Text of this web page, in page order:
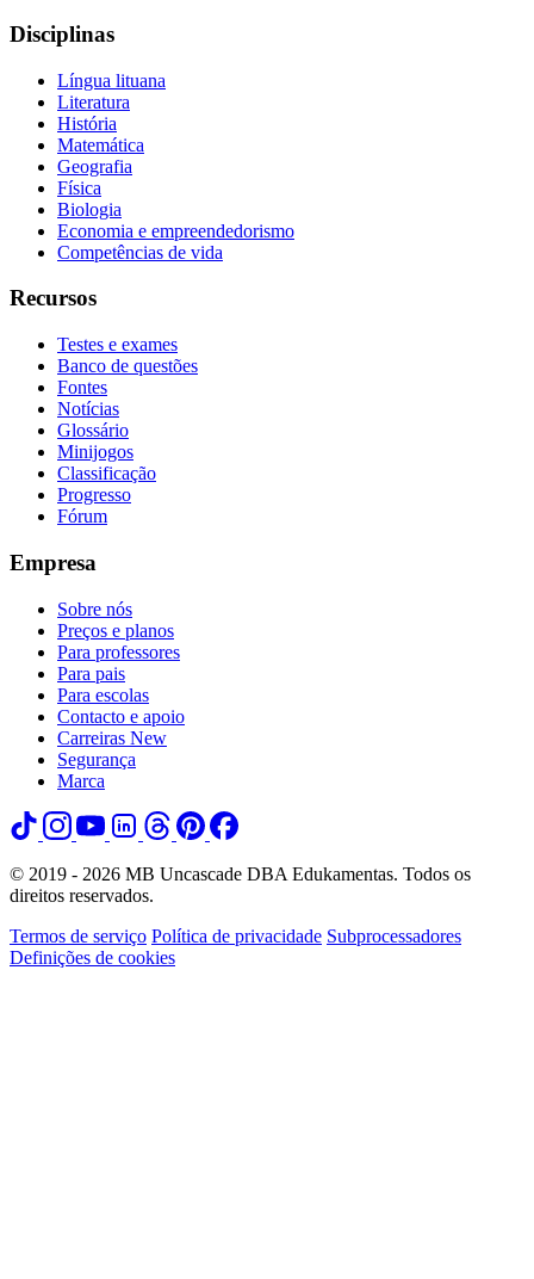
Disciplinas
Língua lituana
Literatura
História
Matemática
Geografia
Física
Biologia
Economia e empreendedorismo
Competências de vida
Recursos
Testes e exames
Banco de questões
Fontes
Notícias
Glossário
Minijogos
Classificação
Progresso
Fórum
Empresa
Sobre nós
Preços e planos
Para professores
Para pais
Para escolas
Contacto e apoio
Carreiras New
Segurança
Marca
© 2019 - 2026 MB Uncascade DBA Edukamentas. Todos os
direitos reservados.
Termos de serviço Política de privacidade Subprocessadores
Definições de cookies